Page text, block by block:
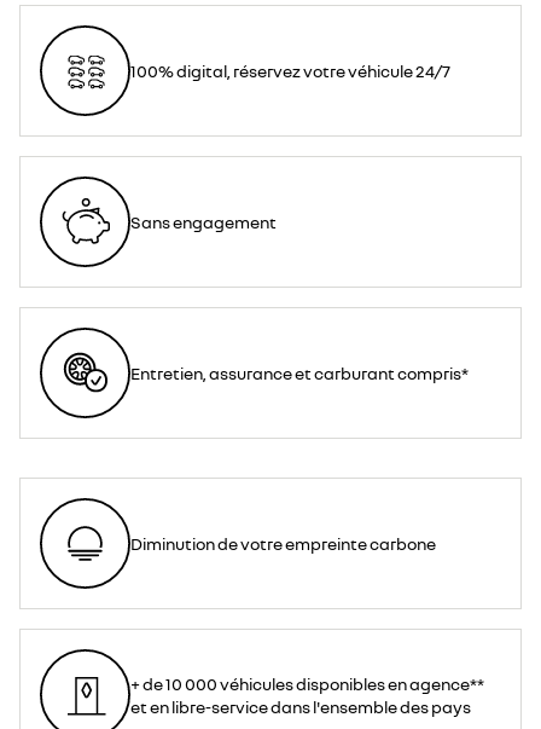
100% digital, réservez votre véhicule 24/7
Sans engagement
Entretien, assurance et carburant compris*
Diminution de votre empreinte carbone
+ de 10 000 véhicules disponibles en agence**
et en libre-service dans l'ensemble des pays